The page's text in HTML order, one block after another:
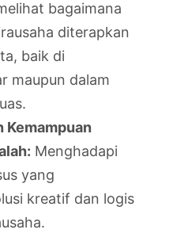
bagaimana
diterapkan
baik di
maupun dalam
Kemampuan
Menghadapi
yang
kreatif dan logis